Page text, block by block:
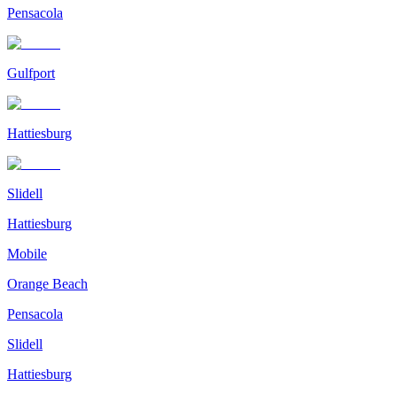
Pensacola
Gulfport
Hattiesburg
Slidell
Hattiesburg
Mobile
Orange Beach
Pensacola
Slidell
Hattiesburg